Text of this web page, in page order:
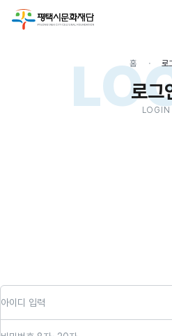
홈 로
로그
LOGIN